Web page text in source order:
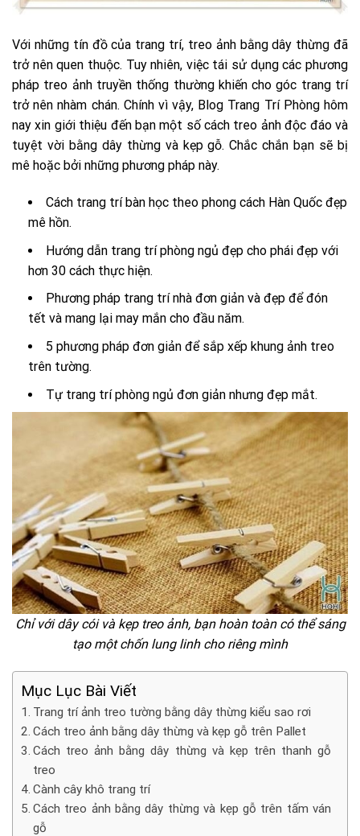
Với những tín đồ của trang trí, treo ảnh bằng dây thừng đã
trở nên quen thuộc. Tuy nhiên, việc tái sử dụng các phương
pháp treo ảnh truyền thống thường khiến cho góc trang trí
trở nên nhàm chán. Chính vì vậy, Blog Trang Trí Phòng hôm
nay xin giới thiệu đến bạn một số cách treo ảnh độc đáo và
tuyệt vời bằng dây thừng và kẹp gỗ. Chắc chắn bạn sẽ bị
mê hoặc bởi những phương pháp này.
Cách trang trí bàn học theo phong cách Hàn Quốc đẹp
mê hồn.
Hướng dẫn trang trí phòng ngủ đẹp cho phái đẹp với
hơn 30 cách thực hiện.
Phương pháp trang trí nhà đơn giản và đẹp để đón
tết và mang lại may mắn cho đầu năm.
5 phương pháp đơn giản để sắp xếp khung ảnh treo
trên tường.
Tự trang trí phòng ngủ đơn giản nhưng đẹp mắt.
Chỉ với dây cói và kẹp treo ảnh, bạn hoàn toàn có thể sáng
tạo một chốn lung linh cho riêng mình
Mục Lục Bài Viết
Trang trí ảnh treo tường bằng dây thừng kiểu sao rơi
Cách treo ảnh bằng dây thừng và kẹp gỗ trên Pallet
Cách treo ảnh bằng dây thừng và kẹp trên thanh gỗ
treo
Cành cây khô trang trí
Cách treo ảnh bằng dây thừng và kẹp gỗ trên tấm ván
gỗ